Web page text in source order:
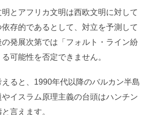
とアフリカ文明は西欧文明に対して
存的であるとして、対立を予測して
発展次第では「フォルト・ライン紛
可能性を否定できません。
ると、1990年代以降のバルカン半島
イスラム原理主義の台頭はハンチン
言えます。